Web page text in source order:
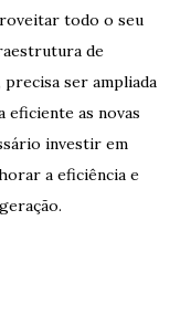
todo o seu
de
ser ampliada
eficiente as novas
investir em
a eficiência e